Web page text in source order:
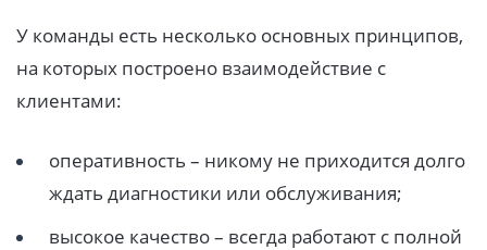
У команды есть несколько основных принципов,
на которых построено взаимодействие с
клиентами:
оперативность – никому не приходится долго
ждать диагностики или обслуживания;
высокое качество – всегда работают с полной